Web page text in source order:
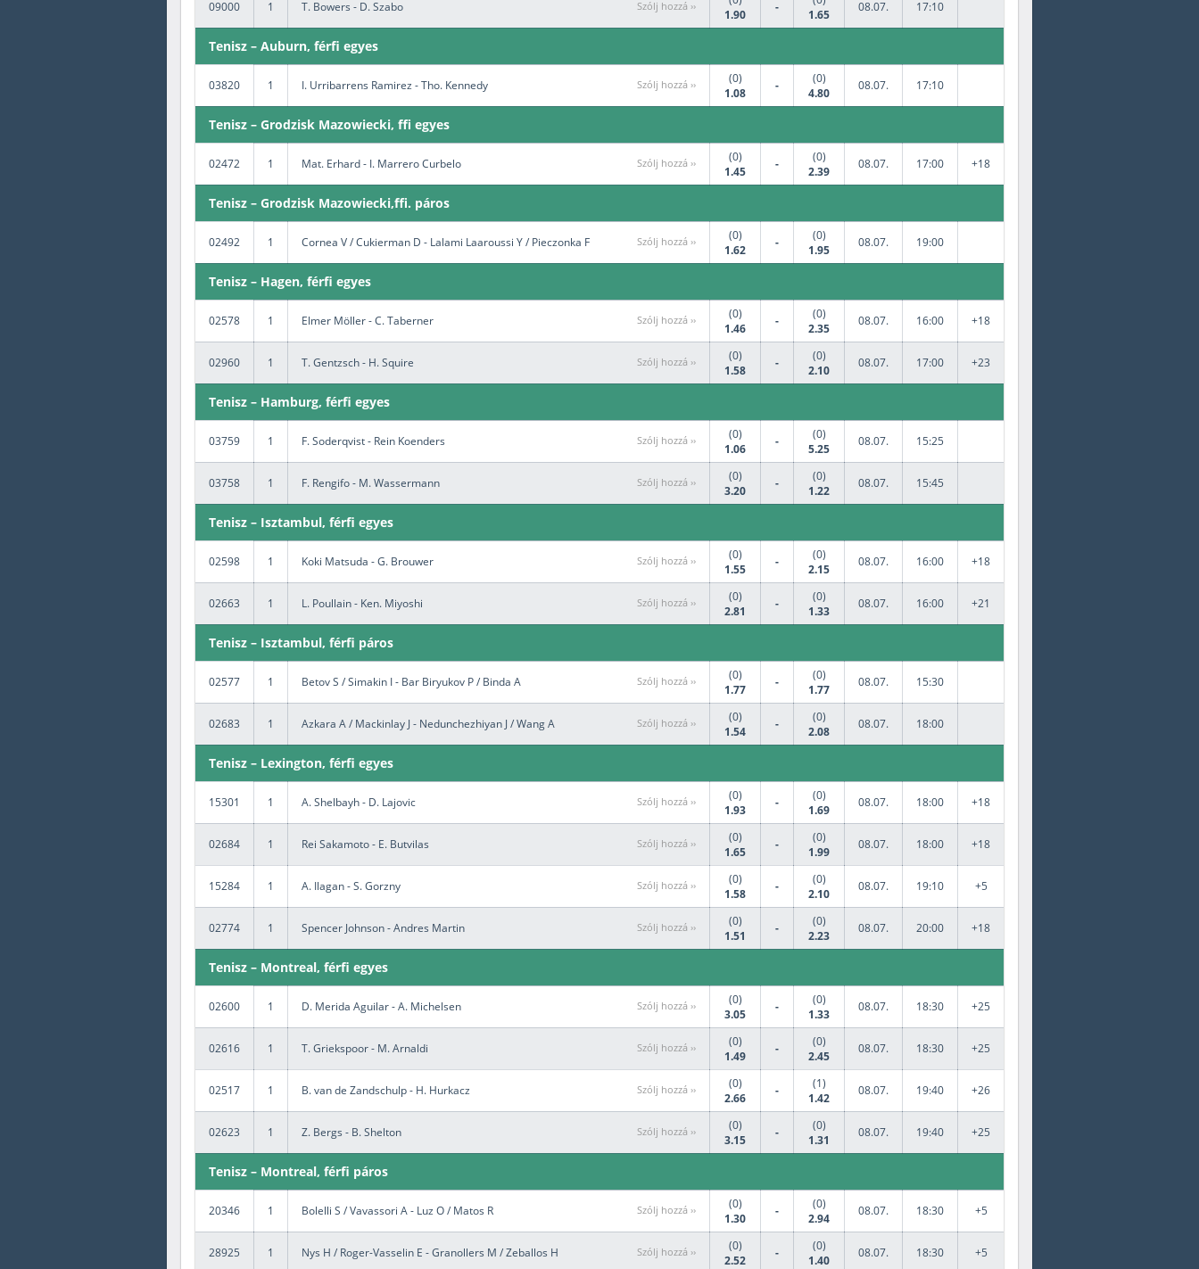
09000 1 T. Bowers - D. Szabo Szólj hozzá ››
1.90
-
1.65
08.07. 17:10
Tenisz – Auburn, férfi egyes
03820 1 I. Urribarrens Ramirez - Tho. Kennedy Szólj hozzá ››
(0)
1.08
-
(0)
4.80
08.07. 17:10
Tenisz – Grodzisk Mazowiecki, ffi egyes
02472 1 Mat. Erhard - I. Marrero Curbelo Szólj hozzá ››
(0)
1.45
-
(0)
2.39
08.07. 17:00 +18
Tenisz – Grodzisk Mazowiecki,ffi. páros
02492 1 Cornea V / Cukierman D - Lalami Laaroussi Y / Pieczonka F Szólj hozzá ››
(0)
1.62
-
(0)
1.95
08.07. 19:00
Tenisz – Hagen, férfi egyes
02578 1 Elmer Möller - C. Taberner Szólj hozzá ››
(0)
1.46
-
(0)
2.35
08.07. 16:00 +18
02960 1 T. Gentzsch - H. Squire Szólj hozzá ››
(0)
1.58
-
(0)
2.10
08.07. 17:00 +23
Tenisz – Hamburg, férfi egyes
03759 1 F. Soderqvist - Rein Koenders Szólj hozzá ››
(0)
1.06
-
(0)
5.25
08.07. 15:25
03758 1 F. Rengifo - M. Wassermann Szólj hozzá ››
(0)
3.20
-
(0)
1.22
08.07. 15:45
Tenisz – Isztambul, férfi egyes
02598 1 Koki Matsuda - G. Brouwer Szólj hozzá ››
(0)
1.55
-
(0)
2.15
08.07. 16:00 +18
02663 1 L. Poullain - Ken. Miyoshi Szólj hozzá ››
(0)
2.81
-
(0)
1.33
08.07. 16:00 +21
Tenisz – Isztambul, férfi páros
02577 1 Betov S / Simakin I - Bar Biryukov P / Binda A Szólj hozzá ››
(0)
1.77
-
(0)
1.77
08.07. 15:30
02683 1 Azkara A / Mackinlay J - Nedunchezhiyan J / Wang A Szólj hozzá ››
(0)
1.54
-
(0)
2.08
08.07. 18:00
Tenisz – Lexington, férfi egyes
15301 1 A. Shelbayh - D. Lajovic Szólj hozzá ››
(0)
1.93
-
(0)
1.69
08.07. 18:00 +18
02684 1 Rei Sakamoto - E. Butvilas Szólj hozzá ››
(0)
1.65
-
(0)
1.99
08.07. 18:00 +18
15284 1 A. Ilagan - S. Gorzny Szólj hozzá ››
(0)
1.58
-
(0)
2.10
08.07. 19:10 +5
02774 1 Spencer Johnson - Andres Martin Szólj hozzá ››
(0)
1.51
-
(0)
2.23
08.07. 20:00 +18
Tenisz – Montreal, férfi egyes
02600 1 D. Merida Aguilar - A. Michelsen Szólj hozzá ››
(0)
3.05
-
(0)
1.33
08.07. 18:30 +25
02616 1 T. Griekspoor - M. Arnaldi Szólj hozzá ››
(0)
1.49
-
(0)
2.45
08.07. 18:30 +25
02517 1 B. van de Zandschulp - H. Hurkacz Szólj hozzá ››
(0)
2.66
-
(1)
1.42
08.07. 19:40 +26
02623 1 Z. Bergs - B. Shelton Szólj hozzá ››
(0)
3.15
-
(0)
1.31
08.07. 19:40 +25
Tenisz – Montreal, férfi páros
20346 1 Bolelli S / Vavassori A - Luz O / Matos R Szólj hozzá ››
(0)
1.30
-
(0)
2.94
08.07. 18:30 +5
28925 1 Nys H / Roger-Vasselin E - Granollers M / Zeballos H Szólj hozzá ››
(0)
2.52
-
(0)
1.40
08.07. 18:30 +5